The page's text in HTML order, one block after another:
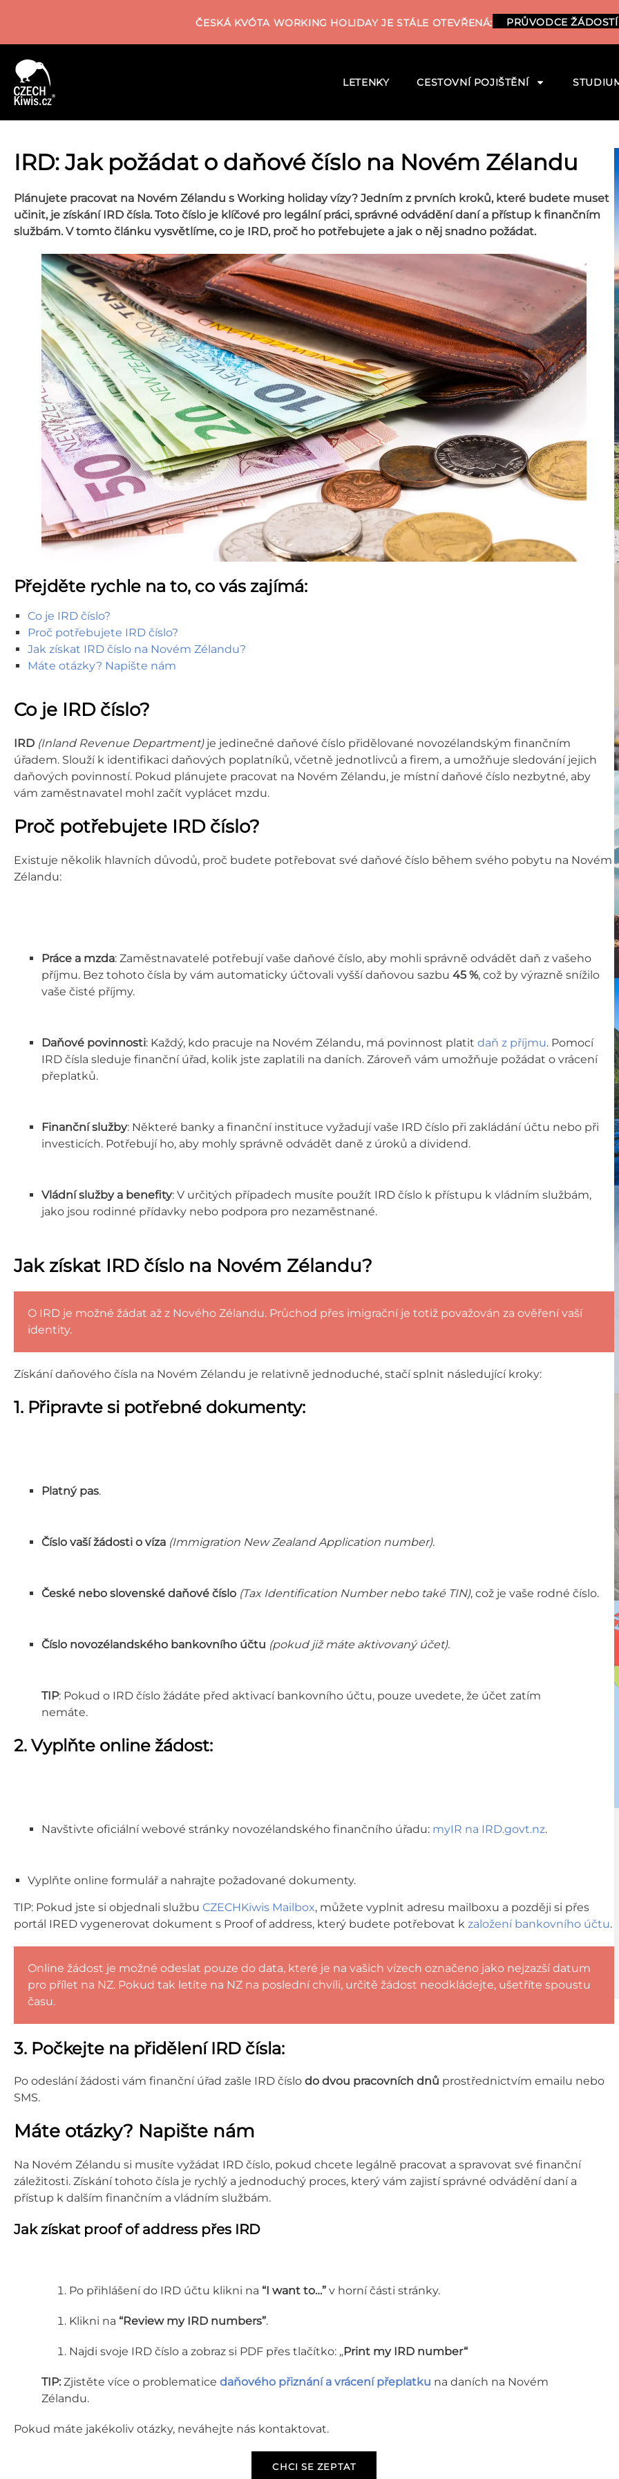
ČESKÁ KVÓTA WORKING HOLIDAY JE STÁLE OTEVŘENÁ: PRŮVODCE
LETENKY CESTOVNÍ POJIŠTĚNÍ
IRD: Jak požádat o daňové číslo na Novém Zélandu
Plánujete pracovat na Novém Zélandu s Working holiday vízy? Jedním z prvních kroků, které budete muset
učinit, je získání IRD čísla. Toto číslo je klíčové pro legální práci, správné odvádění daní a přístup k finančním
službám. V tomto článku vysvětlíme, co je IRD, proč ho potřebujete a jak o něj snadno požádat.
Přejděte rychle na to, co vás zajímá:
Co je IRD číslo?
Proč potřebujete IRD číslo?
Jak získat IRD číslo na Novém Zélandu?
Máte otázky? Napište nám
Co je IRD číslo?
IRD (Inland Revenue Department)je jedinečné daňové číslo přidělované novozélandským finančním
úřadem. Slouží k identifikaci daňových poplatníků, včetně jednotlivců a firem, a umožňuje sledování jejich
daňových povinností. Pokud plánujete pracovat na Novém Zélandu, je místní daňové číslo nezbytné, aby
vám zaměstnavatel mohl začít vyplácet mzdu.
Proč potřebujete IRD číslo?
Existuje několik hlavních důvodů, proč budete potřebovat své daňové číslo během svého pobytu na Novém
Zélandu:
Práce a mzda: Zaměstnavatelé potřebují vaše daňové číslo, aby mohli správně odvádět daň z vašeho
příjmu. Bez tohoto čísla by vám automaticky účtovali vyšší daňovou sazbu 45 %, což by výrazně snížilo
vaše čisté příjmy.
Daňové povinnosti: Každý, kdo pracuje na Novém Zélandu, má povinnost platit daň z příjmu. Pomocí
IRD čísla sleduje finanční úřad, kolik jste zaplatili na daních. Zároveň vám umožňuje požádat o vrácení
přeplatků.
Finanční služby: Některé banky a finanční instituce vyžadují vaše IRD číslo při zakládání účtu nebo při
investicích. Potřebují ho, aby mohly správně odvádět daně z úroků a dividend.
Vládní služby a benefity: V určitých případech musíte použít IRD číslo k přístupu k vládním službám,
jako jsou rodinné přídavky nebo podpora pro nezaměstnané.
Jak získat IRD číslo na Novém Zélandu?
O IRD je možné žádat až z Nového Zélandu. Průchod přes imigrační je totiž považován za ověření vaší
identity.
Získání daňového čísla na Novém Zélandu je relativně jednoduché, stačí splnit následující kroky:
1. Připravte si potřebné dokumenty:
Platný pas.
Číslo vaší žádosti o víza (Immigration New Zealand Application number).
České nebo slovenské daňové číslo (Tax Identification Number nebo také TIN), což je vaše rodné číslo.
Číslo novozélandského bankovního účtu (pokud již máte aktivovaný účet).
TIP: Pokud o IRD číslo žádáte před aktivací bankovního účtu, pouze uvedete, že účet zatím
nemáte.
2. Vyplňte online žádost:
Navštivte oficiální webové stránky novozélandského finančního úřadu: myIR na IRD.govt.nz.
Vyplňte online formulář a nahrajte požadované dokumenty.
TIP: Pokud jste si objednali službu CZECHKiwis Mailbox, můžete vyplnit adresu mailboxu a později si přes
portál IRED vygenerovat dokument s Proof of address, který budete potřebovat k založení bankovního účtu.
Online žádost je možné odeslat pouze do data, které je na vašich vízech označeno jako nejzazší datum
pro přílet na NZ. Pokud tak letíte na NZ na poslední chvíli, určitě žádost neodkládejte, ušetříte spoustu
času.
3. Počkejte na přidělení IRD čísla:
Po odeslání žádosti vám finanční úřad zašle IRD číslo do dvou pracovních dnů prostřednictvím emailu nebo
SMS.
Máte otázky? Napište nám
Na Novém Zélandu si musíte vyžádat IRD číslo, pokud chcete legálně pracovat a spravovat své finanční
záležitosti. Získání tohoto čísla je rychlý a jednoduchý proces, který vám zajistí správné odvádění daní a
přístup k dalším finančním a vládním službám.
Jak získat proof of address přes IRD
Po přihlášení do IRD účtu klikni na “I want to…” v horní části stránky.
Klikni na “Review my IRD numbers”.
Najdi svoje IRD číslo a zobraz si PDF přes tlačítko: „Print my IRD number“
TIP: Zjistěte více o problematice daňového přiznání a vrácení přeplatku na daních na Novém
Zélandu.
Pokud máte jakékoliv otázky, neváhejte nás kontaktovat.
CHCI SE ZEPTAT